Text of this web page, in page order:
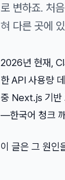
로 변하죠. 처
혀 다른 곳에
2026년 현재,
한 API 사용량
중 Next.js 기반
—한국어 청크
이 글은 그 원인